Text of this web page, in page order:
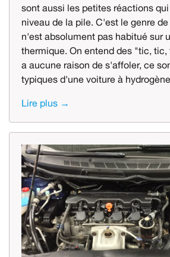
sont aussi les petites réactions
niveau de la pile. C'est le genre
n'est absolument pas habitué sur
thermique. On entend des "tic,
a aucune raison de s'affoler, ce
typiques d'une voiture à
Lire plus →